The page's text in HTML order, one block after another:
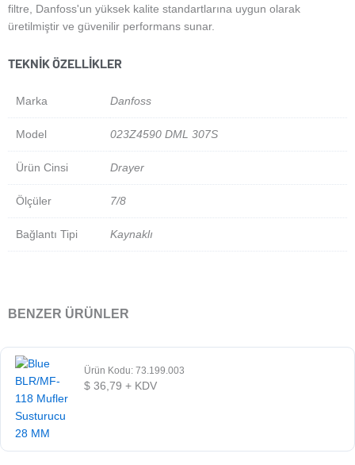
filtre, Danfoss'un yüksek kalite standartlarına uygun olarak
üretilmiştir ve güvenilir performans sunar.
TEKNIK ÖZELLIKLER
Marka Danfoss
Model 023Z4590 DML 307S
Ürün Cinsi Drayer
Ölçüler 7/8
Bağlantı Tipi Kaynaklı
BENZER ÜRÜNLER
Ürün Kodu: 73.199.003
$ 36,79 + KDV